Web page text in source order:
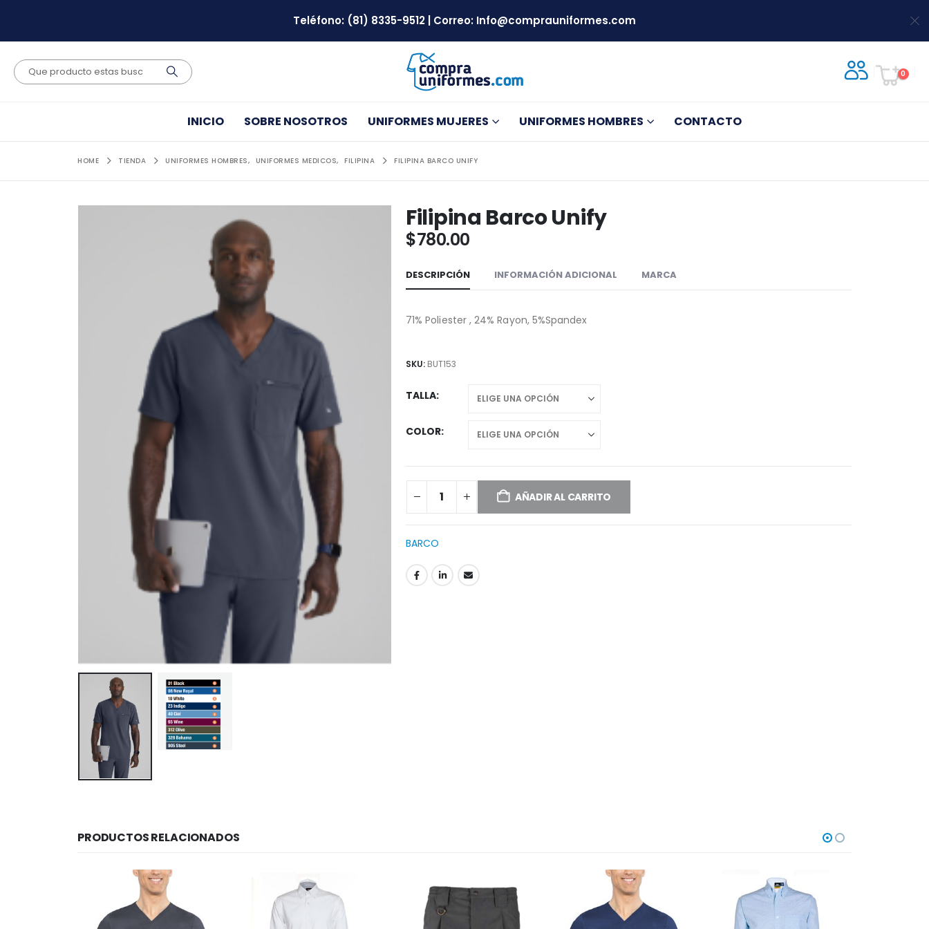
Teléfono: (81) 8335-9512 | Correo: Info@comprauniformes.com
0
INICIO SOBRE NOSOTROS UNIFORMES MUJERES UNIFORMES HOMBRES CONTACTO
HOME TIENDA UNIFORMES HOMBRES, UNIFORMES MEDICOS, FILIPINA FILIPINA BARCO UNIFY
Filipina Barco Unify
$780.00
DESCRIPCIÓN INFORMACIÓN ADICIONAL MARCA
71% Poliester , 24% Rayon, 5%Spandex
SKU: BUT153
TALLA
COLOR
AÑADIR AL CARRITO
BARCO
PRODUCTOS RELACIONADOS